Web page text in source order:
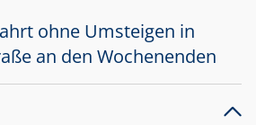
ohne Umsteigen in
an den Wochenenden